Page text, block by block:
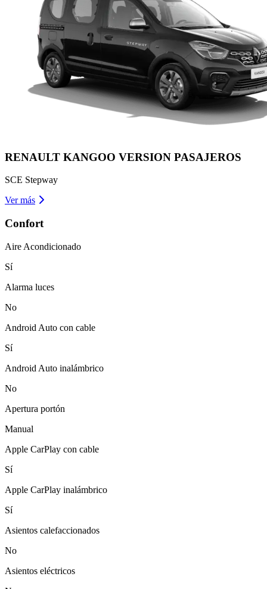
RENAULT KANGOO VERSION PASAJEROS
SCE Stepway
Ver más
Confort
Aire Acondicionado
Sí
Alarma luces
No
Android Auto con cable
Sí
Android Auto inalámbrico
No
Apertura portón
Manual
Apple CarPlay con cable
Sí
Apple CarPlay inalámbrico
Sí
Asientos calefaccionados
No
Asientos eléctricos